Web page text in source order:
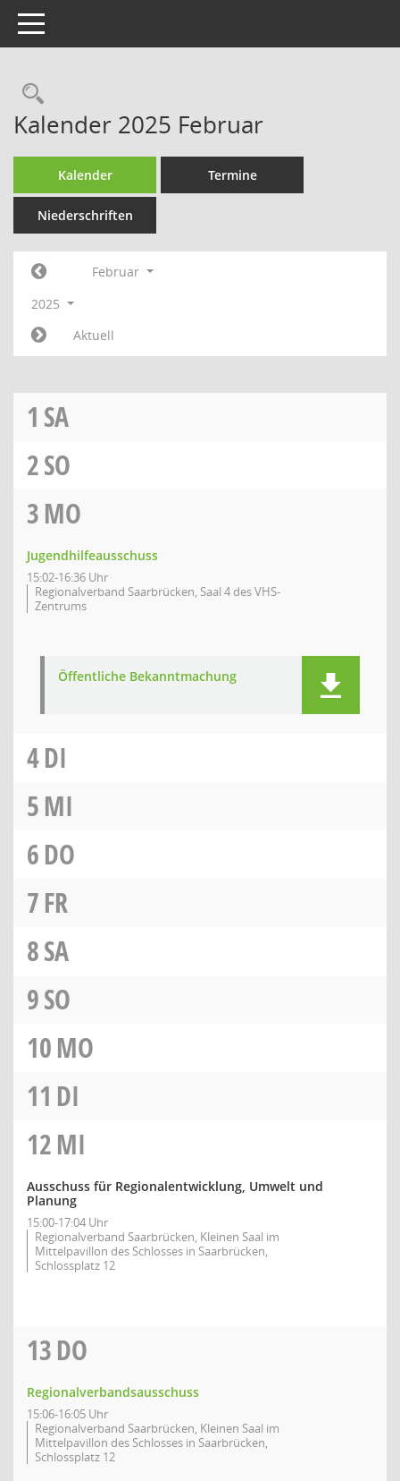
Toggle navigation
Rechercheauswahl
Kalender 2025 Februar
Kalender Termine
Niederschriften
Februar
2025
Aktuell
1 SA
2SO
3MO
Jugendhilfeausschuss
15:02-16:36 Uhr
Regionalverband Saarbrücken, Saal 4 des VHS-
Zentrums
Öffentliche Bekanntmachung
4DI
5MI
6DO
7FR
8SA
9SO
10MO
11 DI
12MI
Ausschuss für Regionalentwicklung, Umwelt und
Planung
15:00-17:04 Uhr
Regionalverband Saarbrücken, Kleinen Saal im
Mittelpavillon des Schlosses in Saarbrücken,
Schlossplatz 12
13DO
Regionalverbandsausschuss
15:06-16:05 Uhr
Regionalverband Saarbrücken, Kleinen Saal im
Mittelpavillon des Schlosses in Saarbrücken,
Schlossplatz 12